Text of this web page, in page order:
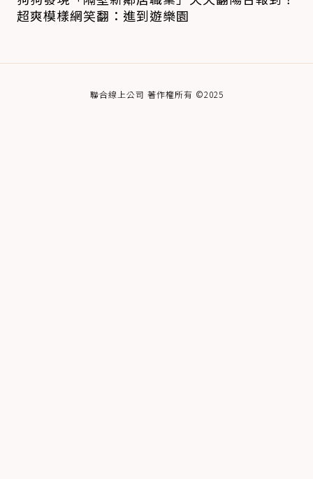
超爽模樣網笑翻：進到遊樂園
聯合線上公司 著作權所有 ©2025